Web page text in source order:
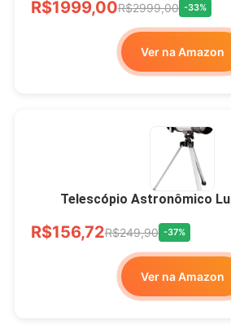
R$1999,00R$2999,00 -33%
Ver na Amazon
Telescópio Astronômico
R$156,72R$249,90 -37%
Ver na Amazon